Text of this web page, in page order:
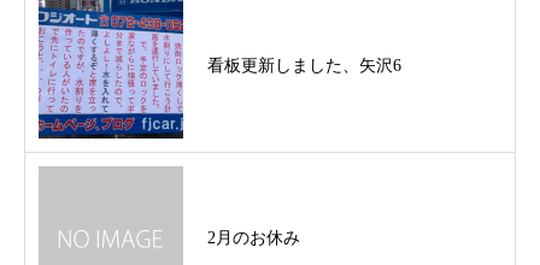
看板更新しました、矢沢6
2月のお休み